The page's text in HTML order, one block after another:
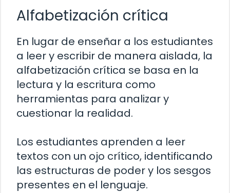
Alfabetización crítica
En lugar de enseñar a los estudiantes
a leer y escribir de manera aislada, la
alfabetización crítica se basa en la
lectura y la escritura como
herramientas para analizar y
cuestionar la realidad.
Los estudiantes aprenden a leer
textos con un ojo crítico, identificando
las estructuras de poder y los sesgos
presentes en el lenguaje.